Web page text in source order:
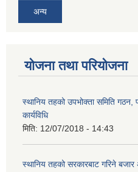
अन्य
योजना तथा परियोजना
स्थानिय तहको उपभोक्ता समिति गठन,
कार्यविधि
मिति: 12/07/2018 - 14:43
स्थानिय तहको सरकारबाट गरिने